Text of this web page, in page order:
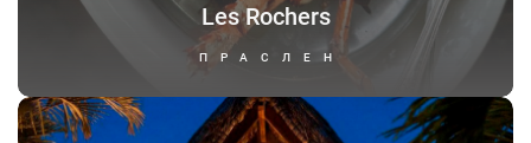
Les Rochers
ПРАСЛЕН